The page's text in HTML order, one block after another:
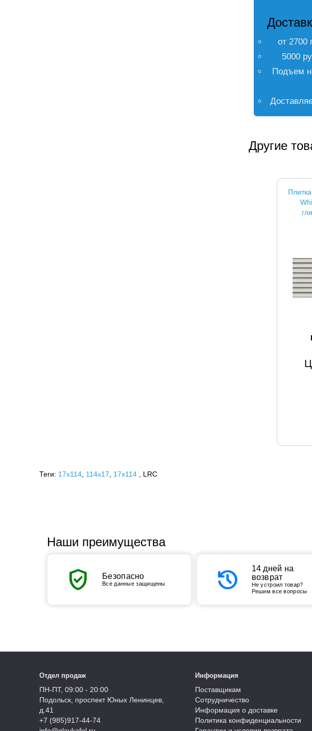
от 2700
5000
Подъем
Другие
Теги: 17x114 114х17 17х114 , LRC
Наши преимущества
verified_user Безопасно
Все данные защищены history
14 дней на
возврат
Не устроил товар?
Решим все вопросы
Отдел продаж
ПН-ПТ, 09:00 - 20:00
Подольск, проспект Юных Ленинцев,
д.41
+7 (985)917-44-74
Информация
Поставщикам
Сотрудничество
Информация о доставке
Политика конфиденциальности